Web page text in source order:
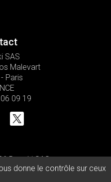
SAS
Malevart
Paris
09 19
Deepki SAS •
donne le contrôle sur ceux